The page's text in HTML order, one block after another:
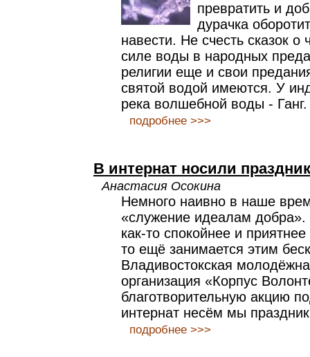
превратить и
дурачка
навести. Не счесть сказок о
силе воды в народных
религии еще и свои
святой водой имеются. У
река волшебной воды - Ганг.
подробнее >>>
В интернат носили праздник
Анастасия Осокина
Немного наивно в наше
«служение идеалам
как-то спокойнее и
то ещё занимается этим
Владивостокская
организация «Корпус
благотворительную акцию
интернат несём мы
подробнее >>>